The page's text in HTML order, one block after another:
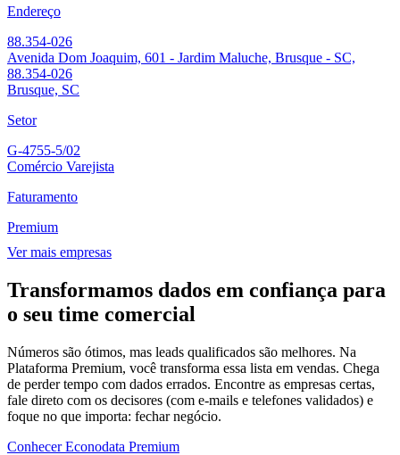
Endereço
88.354-026
Avenida Dom Joaquim, 601 - Jardim Maluche, Brusque - SC,
88.354-026
Brusque, SC
Setor
G-4755-5/02
Comércio Varejista
Faturamento
Premium
Ver mais empresas
Transformamos dados em confiança para
o seu time comercial
Números são ótimos, mas leads qualificados são melhores. Na
Plataforma Premium, você transforma essa lista em vendas. Chega
de perder tempo com dados errados. Encontre as empresas certas,
fale direto com os decisores (com e-mails e telefones validados) e
foque no que importa: fechar negócio.
Conhecer Econodata Premium